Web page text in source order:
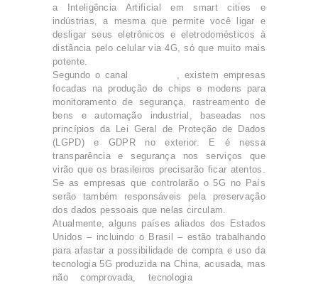
a Inteligência Artificial em smart cities e
indústrias, a mesma que permite você ligar e
desligar seus eletrônicos e eletrodomésticos à
distância pelo celular via 4G, só que muito mais
potente.
Segundo o canal
, existem empresas
focadas na produção de chips e modens para
monitoramento de segurança, rastreamento de
bens e automação industrial, baseadas nos
princípios da Lei Geral de Proteção de Dados
(LGPD) e GDPR no exterior. E é nessa
transparência e segurança nos serviços que
virão que os brasileiros precisarão ficar atentos.
Se as empresas que controlarão o 5G no País
serão também responsáveis pela preservação
dos dados pessoais que nelas circulam.
Atualmente, alguns países aliados dos Estados
Unidos – incluindo o Brasil – estão trabalhando
para afastar a possibilidade de compra e uso da
tecnologia 5G produzida na China, acusada, mas
não comprovada, tecnologia